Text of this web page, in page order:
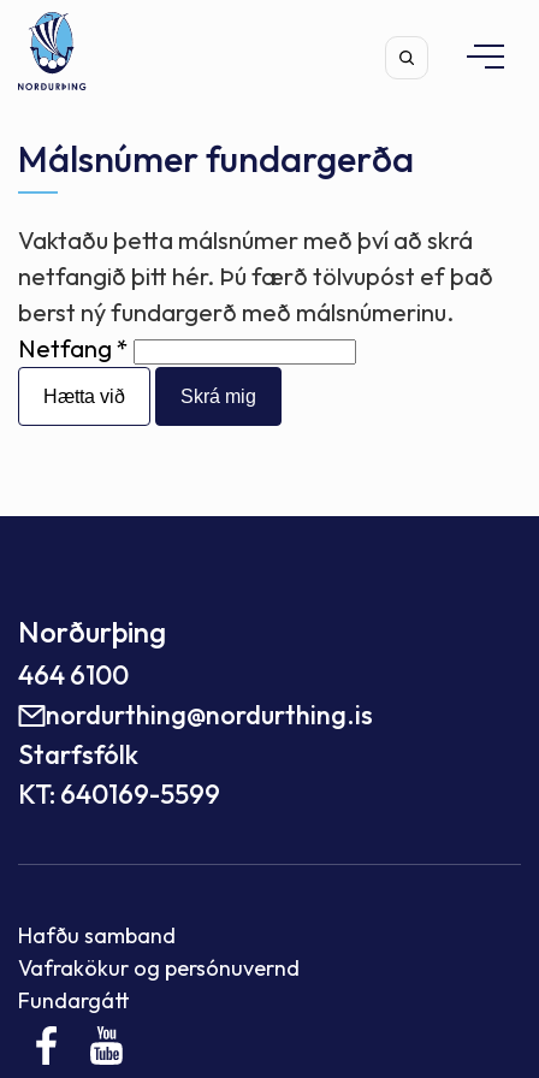
Leita
Málsnúmer fundargerða
Vaktaðu þetta málsnúmer með því að skrá
netfangið þitt hér. Þú færð tölvupóst ef það
berst ný fundargerð með málsnúmerinu.
Netfang
Hætta við
Norðurþing
464 6100
nordurthing@nordurthing.is
Starfsfólk
KT: 640169-5599
Hafðu samband
Vafrakökur og persónuvernd
Fundargátt